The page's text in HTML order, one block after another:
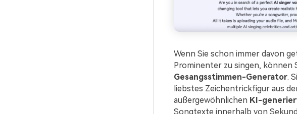
Wenn Sie schon immer davon
Prominenter zu singen, können
Gesangsstimmen-Generator.
liebstes Zeichentrickfigur aus
außergewöhnlichen KI-
Songtexte innerhalb von